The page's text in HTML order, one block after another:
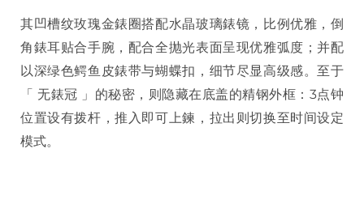
其凹槽纹玫瑰金錶圈搭配水晶玻璃錶镜，比例优雅，倒
角錶耳贴合手腕，配合全抛光表面呈现优雅弧度；并配
以深绿色鳄鱼皮錶带与蝴蝶扣，细节尽显高级感。至于
「 无錶冠 」的秘密，则隐藏在底盖的精钢外框：3点钟
位置设有拨杆，推入即可上鍊，拉出则切换至时间设定
模式。